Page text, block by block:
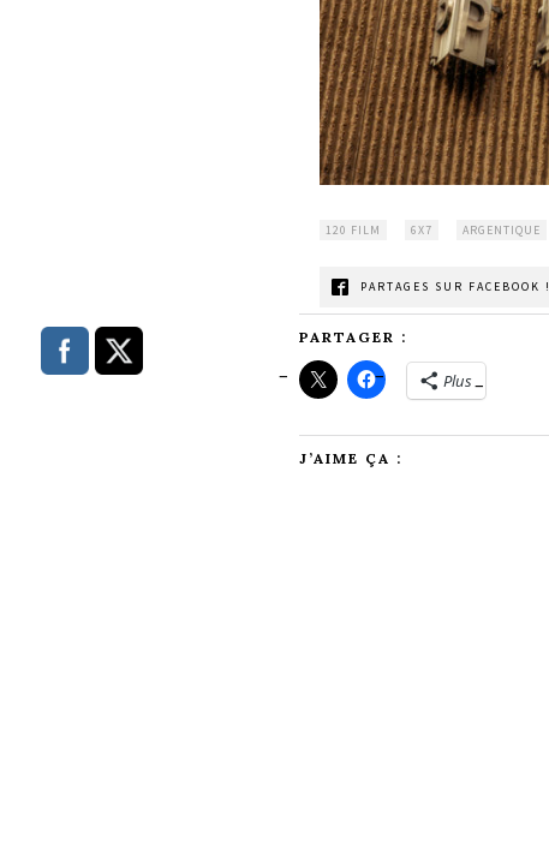
120 FILM 6X7 ARGENTIQUE
PARTAGES SUR FACEBOOK !
PARTAGER :
Plus
J’AIME ÇA :